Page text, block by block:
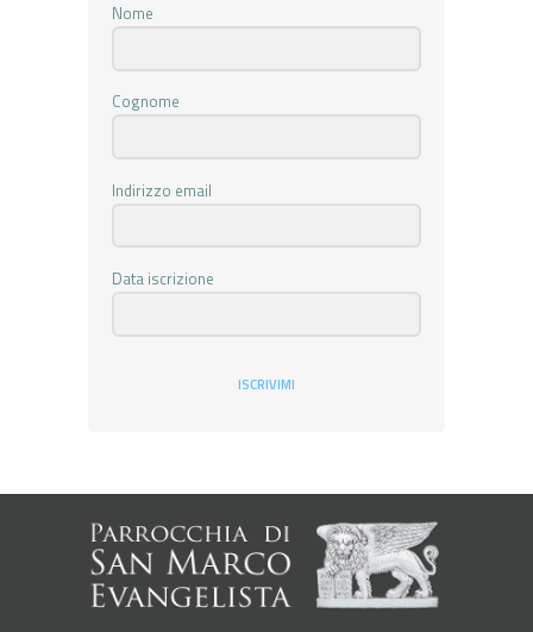
Nome
Cognome
Indirizzo email
Data iscrizione
ISCRIVIMI